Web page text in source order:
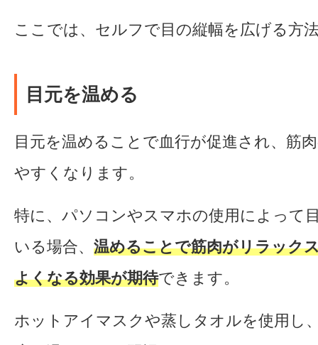
ここでは、セルフで目の縦幅を広げる方
目元を温める
目元を温めることで血行が促進され、筋
やすくなります。
特に、パソコンやスマホの使用によって
いる場合、 温めることで筋肉がリラック
よくなる効果が期待できます。
ホットアイマスクや蒸しタオルを使用し